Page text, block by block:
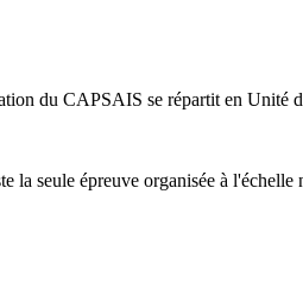
du CAPSAIS se répartit en Unité
la seule épreuve organisée à l'échelle